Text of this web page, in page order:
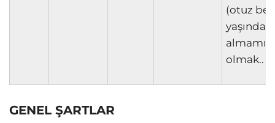
(otuz
almamış
olmak..
GENEL ŞARTLAR